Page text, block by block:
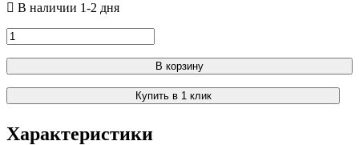
В корзину
Купить в 1 клик
Характеристики